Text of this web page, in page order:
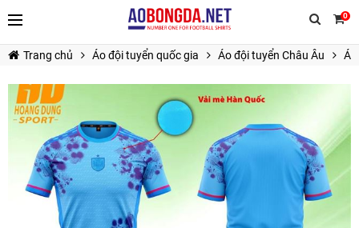
0
TIẾP TỤC MUA HÀNG
Trang chủ Áo đội tuyển quốc gia Áo đội tuyển Châu Âu